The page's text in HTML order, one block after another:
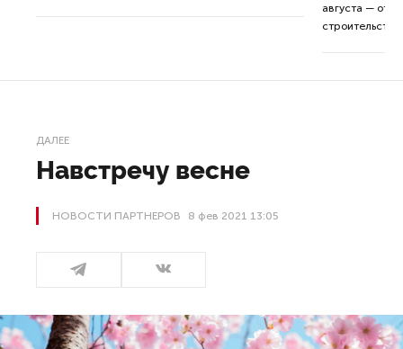
августа — от
ДАЛЕЕ
Навстречу весне
НОВОСТИ ПАРТНЕРОВ 8 фев 2021 13:05